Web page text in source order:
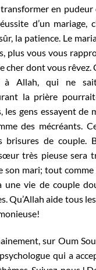
en pudeur
d’un mariage,
la patience. Le
plus vous vous
cher dont vous
à Allah, qui ne
la prière
les gens essayent de
des mécréants.
brisures de couple.
très pieuse sera
son mari; tout
une vie de couple
Qu’Allah aide tous
sur Oum
qui a